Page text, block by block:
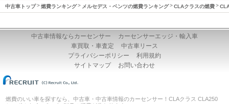
中古車トップ 燃費ランキング メルセデス・ベンツの燃費ランキング CLAクラスの燃費
中古車情報ならカーセンサー
カーセンサーエッジ・輸入車
車買取・車査定
中古車リース
プライバシーポリシー
利用規約
サイトマップ
お問い合わせ
燃費のいい車を探すなら、中古車・中古車情報のカーセンサー！CLAクラス CLA250